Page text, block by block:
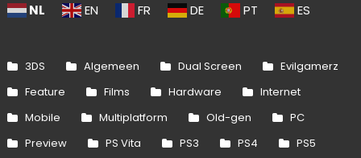
NL EN FR DE PT ES
3DS Algemeen Dual Screen
Evilgamerz
Feature
Films Hardware
Internet
Mobile
Multiplatform Old-gen
PC
Preview
PS Vita PS3 PS4 PS5